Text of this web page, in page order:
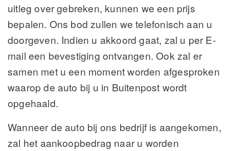
uitleg over gebreken, kunnen we een prijs
bepalen. Ons bod zullen we telefonisch aan u
doorgeven. Indien u akkoord gaat, zal u per E-
mail een bevestiging ontvangen. Ook zal er
samen met u een moment worden afgesproken
waarop de auto bij u in Buitenpost wordt
opgehaald.
Wanneer de auto bij ons bedrijf is aangekomen,
zal het aankoopbedrag naar u worden